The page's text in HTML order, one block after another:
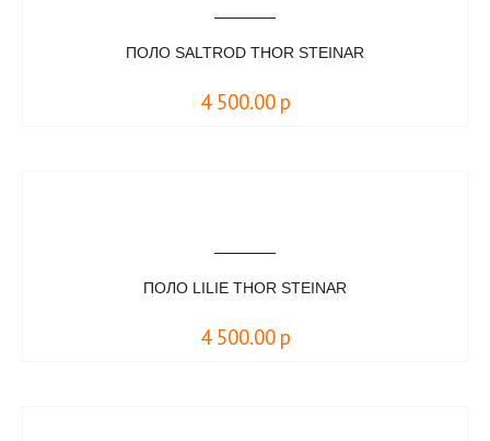
ПОЛО SALTROD THOR STEINAR
4 500.00 р
ПОЛО LILIE THOR STEINAR
4 500.00 р